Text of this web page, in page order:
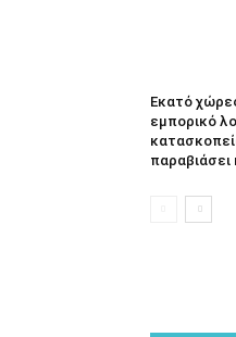
Εκατό
εμπορικό